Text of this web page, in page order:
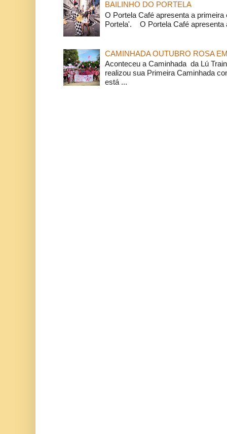
BAILINHO DO PORTELA
O Portela Café apresenta a
Portela'. O Portela Café apresenta
CAMINHADA OUTUBRO ROSA
Aconteceu a Caminhada da Lú
realizou sua Primeira Caminhada
está ...